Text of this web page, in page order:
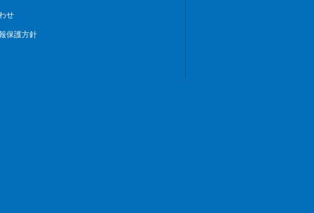
せ
保護方針